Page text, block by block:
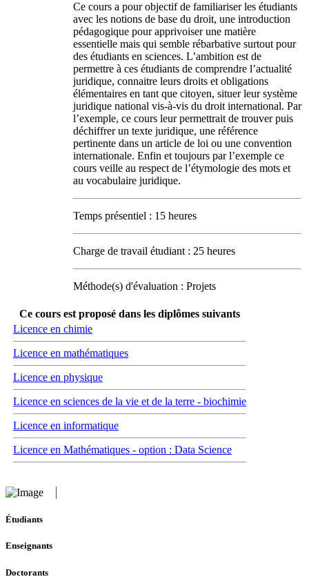
Ce cours a pour objectif de familiariser les étudiants
avec les notions de base du droit, une introduction
pédagogique pour apprivoiser une matière
essentielle mais qui semble rébarbative surtout pour
des étudiants en sciences. L’ambition est de
permettre à ces étudiants de comprendre l’actualité
juridique, connaitre leurs droits et obligations
élémentaires en tant que citoyen, situer leur système
juridique national vis-à-vis du droit international. Par
l’exemple, ce cours leur permettrait de trouver puis
déchiffrer un texte juridique, une référence
pertinente dans un article de loi ou une convention
internationale. Enfin et toujours par l’exemple ce
cours veille au respect de l’étymologie des mots et
au vocabulaire juridique.
Temps présentiel : 15 heures
Charge de travail étudiant : 25 heures
Méthode(s) d'évaluation : Projets
Ce cours est proposé dans les diplômes suivants
Licence en chimie
Licence en mathématiques
Licence en physique
Licence en sciences de la vie et de la terre - biochimie
Licence en informatique
Licence en Mathématiques - option : Data Science
Étudiants
Enseignants
Doctorants